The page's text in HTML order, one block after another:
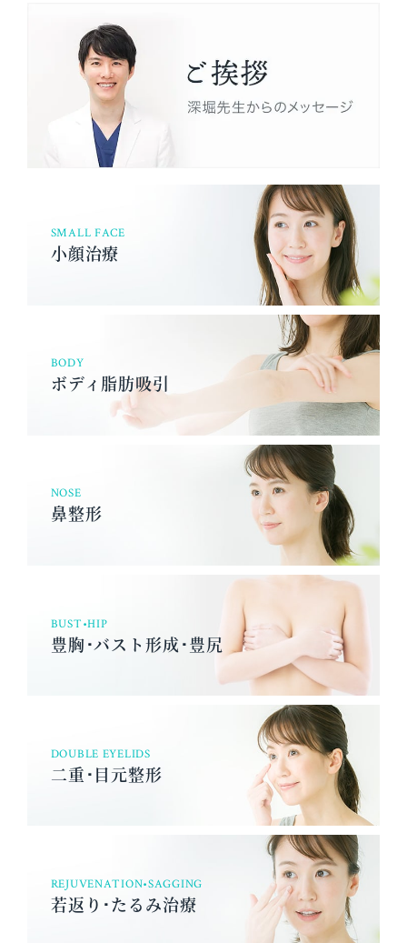
SMALL FACE
小顔治療
BODY
ボディ脂肪吸引
NOSE
鼻整形
BUST•HIP
豊胸･バスト形成･豊尻
DOUBLE EYELIDS
二重･目元整形
REJUVENATION•SAGGING
若返り･たるみ治療